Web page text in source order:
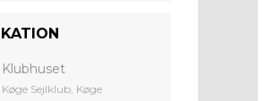
Klubhuset
Køge Sejlklub, Køge